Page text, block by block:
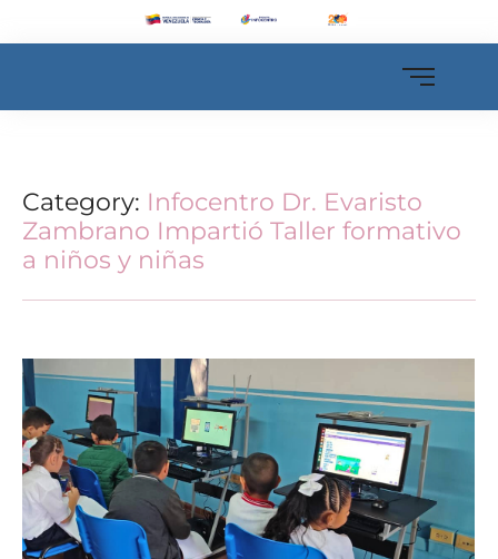
Category: Infocentro Dr. Evaristo
Zambrano Impartió Taller formativo
a niños y niñas